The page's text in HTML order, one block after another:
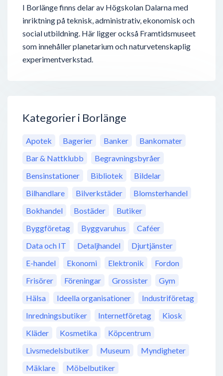
I Borlänge finns delar av Högskolan Dalarna med
inriktning på teknisk, administrativ, ekonomisk och
social utbildning. Här ligger också Framtidsmuseet
som innehåller planetarium och naturvetenskaplig
experimentverkstad.
Kategorier i Borlänge
Apotek Bagerier Banker
Bankomater
Bar & Nattklubb
Begravningsbyråer
Bensinstationer
Bibliotek
Bildelar
Bilhandlare
Bilverkstäder
Blomsterhandel
Bokhandel
Bostäder
Butiker
Byggföretag
Byggvaruhus
Caféer
Data och IT
Detaljhandel
Djurtjänster
E-handel
Ekonomi Elektronik
Fordon
Frisörer
Föreningar Grossister
Gym
Hälsa
Ideella organisationer
Industriföretag
Inredningsbutiker
Internetföretag
Kiosk
Kläder
Kosmetika
Köpcentrum
Livsmedelsbutiker
Museum
Myndigheter
Mäklare
Möbelbutiker